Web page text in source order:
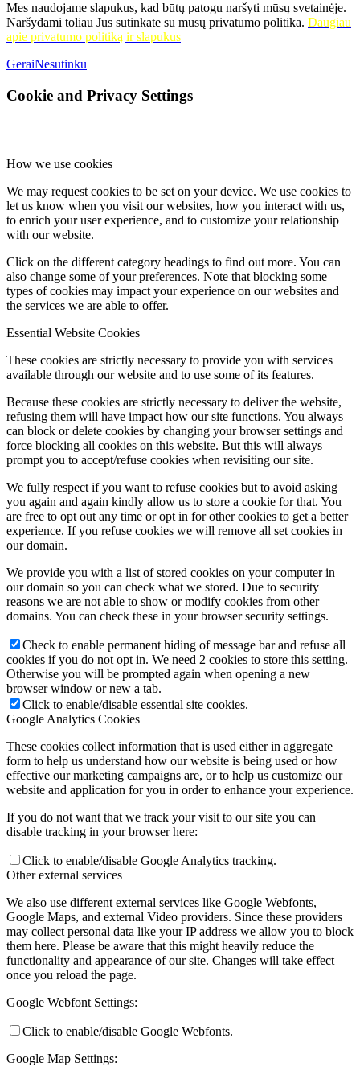
Mes naudojame slapukus, kad būtų patogu naršyti mūsų svetainėje.
Naršydami toliau Jūs sutinkate su mūsų privatumo politika. Daugiau
apie privatumo politiką ir slapukus
GeraiNesutinku
Cookie and Privacy Settings
How we use cookies
We may request cookies to be set on your device. We use cookies to
let us know when you visit our websites, how you interact with us,
to enrich your user experience, and to customize your relationship
with our website.
Click on the different category headings to find out more. You can
also change some of your preferences. Note that blocking some
types of cookies may impact your experience on our websites and
the services we are able to offer.
Essential Website Cookies
These cookies are strictly necessary to provide you with services
available through our website and to use some of its features.
Because these cookies are strictly necessary to deliver the website,
refusing them will have impact how our site functions. You always
can block or delete cookies by changing your browser settings and
force blocking all cookies on this website. But this will always
prompt you to accept/refuse cookies when revisiting our site.
We fully respect if you want to refuse cookies but to avoid asking
you again and again kindly allow us to store a cookie for that. You
are free to opt out any time or opt in for other cookies to get a better
experience. If you refuse cookies we will remove all set cookies in
our domain.
We provide you with a list of stored cookies on your computer in
our domain so you can check what we stored. Due to security
reasons we are not able to show or modify cookies from other
domains. You can check these in your browser security settings.
Check to enable permanent hiding of message bar and refuse all
cookies if you do not opt in. We need 2 cookies to store this setting.
Otherwise you will be prompted again when opening a new
browser window or new a tab.
Click to enable/disable essential site cookies.
Google Analytics Cookies
These cookies collect information that is used either in aggregate
form to help us understand how our website is being used or how
effective our marketing campaigns are, or to help us customize our
website and application for you in order to enhance your experience.
If you do not want that we track your visit to our site you can
disable tracking in your browser here:
Click to enable/disable Google Analytics tracking.
Other external services
We also use different external services like Google Webfonts,
Google Maps, and external Video providers. Since these providers
may collect personal data like your IP address we allow you to block
them here. Please be aware that this might heavily reduce the
functionality and appearance of our site. Changes will take effect
once you reload the page.
Google Webfont Settings:
Click to enable/disable Google Webfonts.
Google Map Settings: